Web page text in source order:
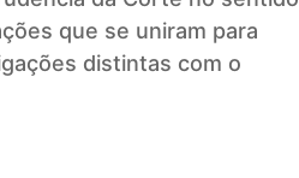
que se uniram para
distintas com o